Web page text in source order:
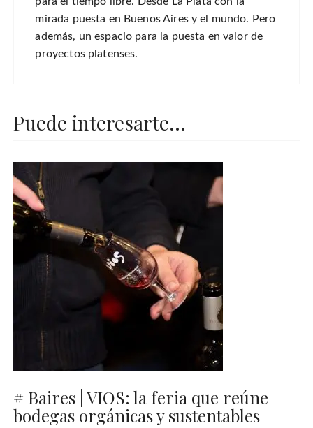
mirada puesta en Buenos Aires y el mundo. Pero
además, un espacio para la puesta en valor de
proyectos platenses.
Puede interesarte...
# Baires | VIOS: la feria que reúne
bodegas orgánicas y sustentables